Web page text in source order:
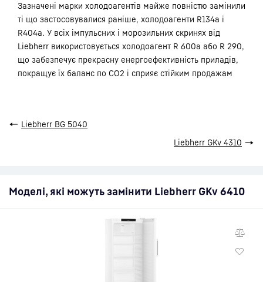
Зазначені марки холодоагентів майже повністю замінили
ті що застосовувалися раніше, холодоагенти R134a і
R404a. У всіх імпульсних і морозильних скринях від
Liebherr використовується холодоагент R 600a або R 290,
що забезпечує прекрасну енергоефективність приладів,
покращує їх баланс по CO2 і сприяє стійким продажам
← Liebherr BG 5040
Liebherr GKv 4310 →
Моделі, які можуть замінити Liebherr GKv 6410